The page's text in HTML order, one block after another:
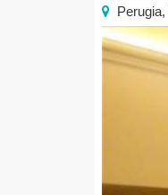
Perugia,